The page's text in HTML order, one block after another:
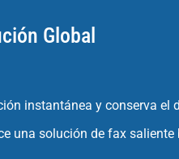
Global
instantánea y conserva
una solución de fax